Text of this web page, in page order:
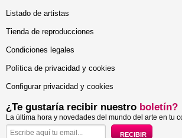
Listado de artistas
Tienda de reproducciones
Condiciones legales
Política de privacidad y cookies
Configurar privacidad y cookies
¿Te gustaría recibir nuestro boletín?
La última hora y novedades del mundo del arte en tu